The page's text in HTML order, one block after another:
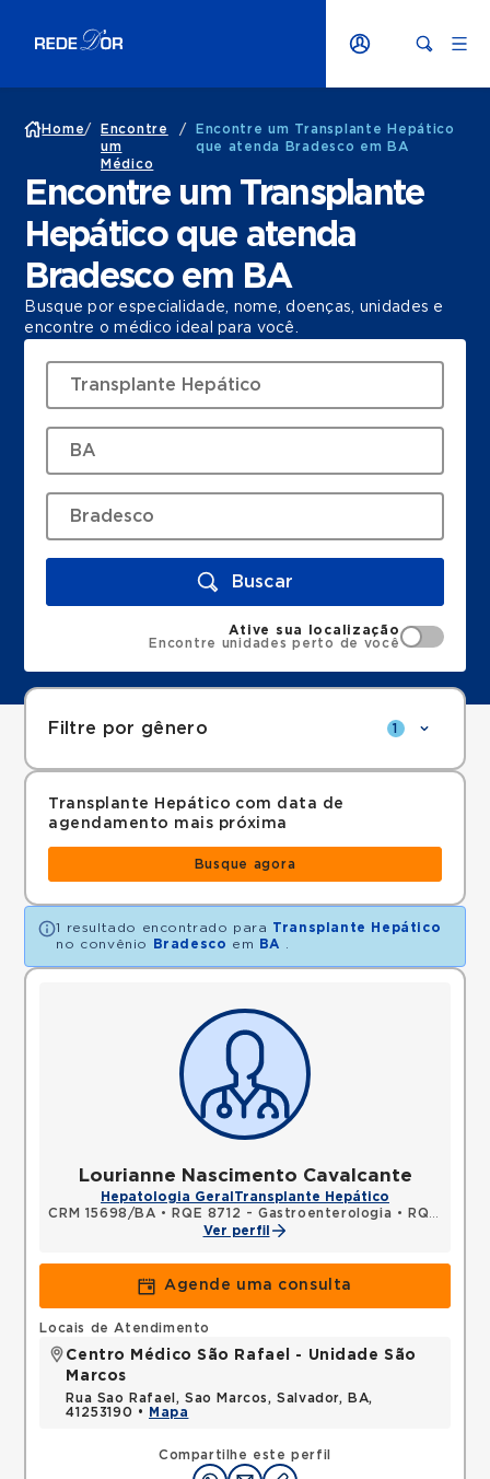
Home/
Encontre
um
Médico
/
Encontre um Transplante Hepático
que atenda Bradesco em BA
Encontre um Transplante
Hepático que atenda
Bradesco em BA
Busque por especialidade, nome, doenças, unidades e
encontre o médico ideal para você.
Buscar
Ative sua localização
Encontre unidades perto de você
Filtre por gênero 1
Transplante Hepático com data de
agendamento mais próxima
Busque agora
1 resultado encontrado para Transplante Hepático
no convênio
Bradesco em BA
Lourianne Nascimento Cavalcante
Hepatologia Geral Transplante Hepático
CRM 15698/BA • RQE 8712 - Gastroenterologia •
RQE 8713 - Clínica médica
Ver perfil
Agende uma consulta
Compartilhe este perfil
Locais de Atendimento
Centro Médico São Rafael - Unidade São
Marcos
Rua Sao Rafael, Sao Marcos, Salvador, BA,
41253190 •
Mapa